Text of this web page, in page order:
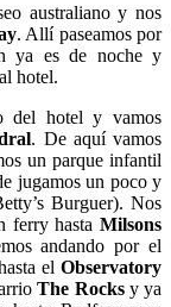
australiano y nos
. Allí paseamos por
ya es de noche y
hotel.
del hotel y vamos
. De aquí vamos
un parque infantil
jugamos un poco y
Burguer). Nos
ferry hasta Milsons
andando por el
el Observatory
The Rocksy ya